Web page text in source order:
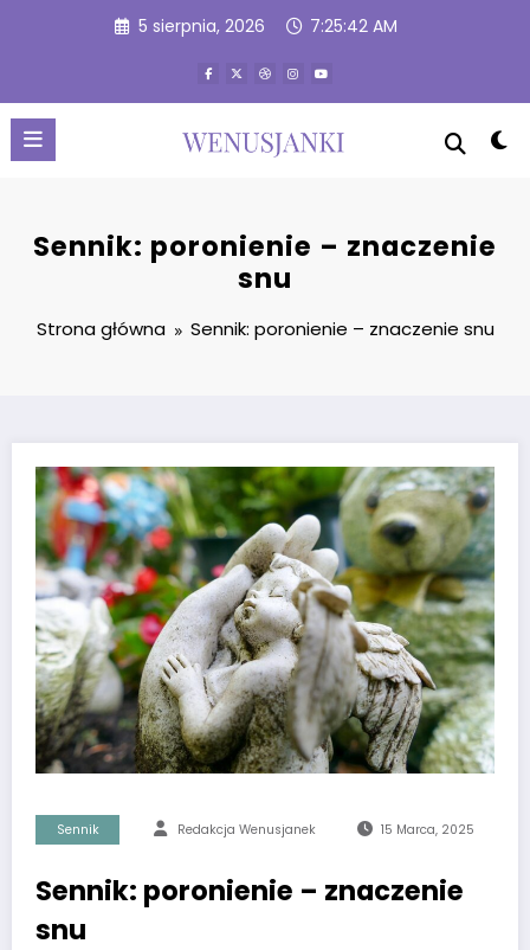
5 sierpnia, 2026 7:25:43 AM
Sennik: poronienie – znaczenie
snu
Strona główna Sennik: poronienie – znaczenie snu
Sennik Redakcja Wenusjanek 15 Marca, 2025
Sennik: poronienie – znaczenie
snu